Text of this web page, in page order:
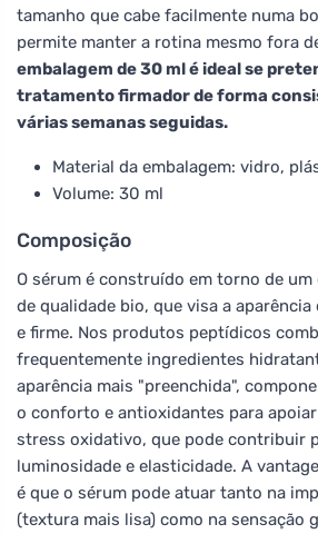
tamanho que cabe facilmente numa
permite manter a rotina mesmo fora
embalagem de 30 ml é ideal se
tratamento firmador de forma
várias semanas seguidas.
Material da embalagem: vidro,
Volume: 30 ml
Composição
O sérum é construído em torno de
de qualidade bio, que visa a aparência
e firme. Nos produtos peptídicos
frequentemente ingredientes
aparência mais "preenchida",
o conforto e antioxidantes para
stress oxidativo, que pode contribuir
luminosidade e elasticidade. A
é que o sérum pode atuar tanto na
(textura mais lisa) como na sensação